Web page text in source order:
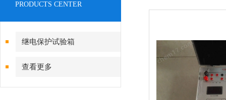
PRODUCTS CENTER
继电保护试验箱
查看更多